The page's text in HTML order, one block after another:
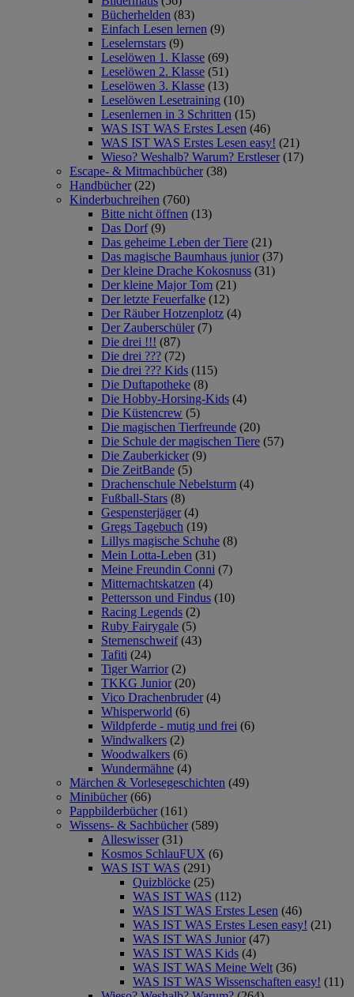
Bücherhelden (83)
Einfach Lesen lernen (9)
Leselernstars (9)
Leselöwen 1. Klasse (69)
Leselöwen 2. Klasse (51)
Leselöwen 3. Klasse (13)
Leselöwen Lesetraining (10)
Lesenlernen in 3 Schritten (15)
WAS IST WAS Erstes Lesen (46)
WAS IST WAS Erstes Lesen easy! (21)
Wieso? Weshalb? Warum? Erstleser (17)
Escape- & Mitmachbücher (38)
Handbücher (22)
Kinderbuchreihen (760)
Bitte nicht öffnen (13)
Das Dorf (9)
Das geheime Leben der Tiere (21)
Das magische Baumhaus junior (37)
Der kleine Drache Kokosnuss (31)
Der kleine Major Tom (21)
Der letzte Feuerfalke (12)
Der Räuber Hotzenplotz (4)
Der Zauberschüler (7)
Die drei !!! (87)
Die drei ??? (72)
Die drei ??? Kids (115)
Die Duftapotheke (8)
Die Hobby-Horsing-Kids (4)
Die Küstencrew (5)
Die magischen Tierfreunde (20)
Die Schule der magischen Tiere (57)
Die Zauberkicker (9)
Die ZeitBande (5)
Drachenschule Nebelsturm (4)
Fußball-Stars (8)
Gespensterjäger (4)
Gregs Tagebuch (19)
Lillys magische Schuhe (8)
Mein Lotta-Leben (31)
Meine Freundin Conni (7)
Mitternachtskatzen (4)
Pettersson und Findus (10)
Racing Legends (2)
Ruby Fairygale (5)
Sternenschweif (43)
Tafiti (24)
Tiger Warrior (2)
TKKG Junior (20)
Vico Drachenbruder (4)
Whisperworld (6)
Wildpferde - mutig und frei (6)
Windwalkers (2)
Woodwalkers (6)
Wundermähne (4)
Märchen & Vorlesegeschichten (49)
Minibücher (66)
Pappbilderbücher (161)
Wissens- & Sachbücher (589)
Alleswisser (31)
Kosmos SchlauFUX (6)
WAS IST WAS (291)
Quizblöcke (25)
WAS IST WAS (112)
WAS IST WAS Erstes Lesen (46)
WAS IST WAS Erstes Lesen easy! (21)
WAS IST WAS Junior (47)
WAS IST WAS Kids (4)
WAS IST WAS Meine Welt (36)
WAS IST WAS Wissenschaften easy! (11)